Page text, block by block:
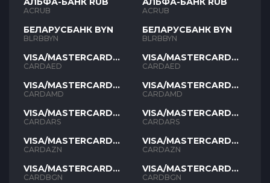
ACRUB
БЕЛАРУСБАНК BYN
BLRBBYN
VISA/MASTERCARD
AED
CARDAED
VISA/MASTERCARD
AMD
CARDAMD
VISA/MASTERCARD
ARS
CARDARS
VISA/MASTERCARD
AZN
CARDAZN
VISA/MASTERCARD
BGN
CARDBGN
ACRUB
БЕЛАРУСБАНК BYN
BLRBBYN
VISA/MASTERCARD
AED
CARDAED
VISA/MASTERCARD
AMD
CARDAMD
VISA/MASTERCARD
ARS
CARDARS
VISA/MASTERCARD
AZN
CARDAZN
VISA/MASTERCARD
BGN
CARDBGN